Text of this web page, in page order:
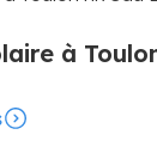
à